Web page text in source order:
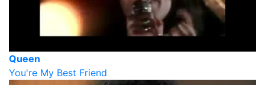
Queen
You're My Best Friend